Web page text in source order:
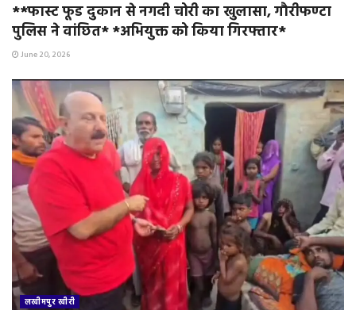
**फास्ट फूड दुकान से नगदी चोरी का खुलासा, गौरीफण्टा
पुलिस ने वांछित* *अभियुक्त को किया गिरफ्तार*
June 20, 2026
लखीमपुर खीरी